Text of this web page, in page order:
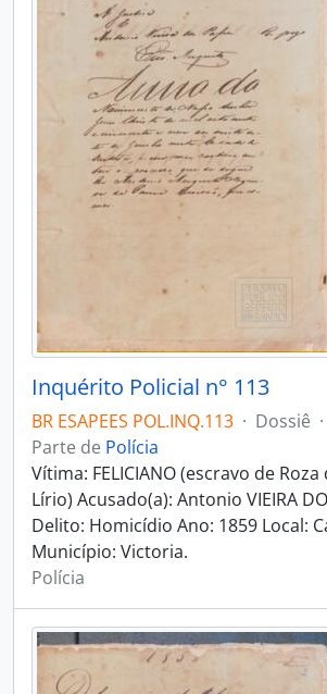
Inquérito Policial n° 113
BR ESAPEES POL.INQ.113 · Dossiê ·
Parte de Polícia
Vítima: FELICIANO (escravo de
Lírio) Acusado(a): Antonio VIEIRA
Delito: Homicídio Ano: 1859 Local:
Município: Victoria.
Polícia